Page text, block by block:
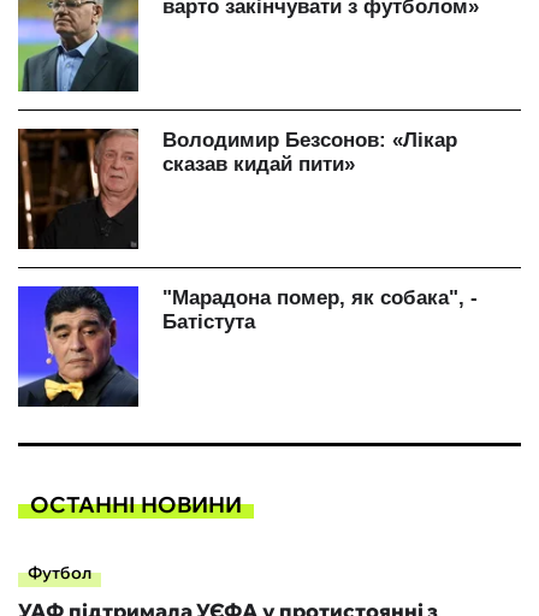
ОСТАННІ НОВИНИ
Футбол